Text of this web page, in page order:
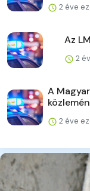
2 éve
Az
2
A
2 éve